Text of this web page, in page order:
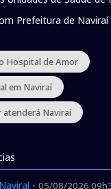
Prefeitura de Naviraí
Hospital de Amor
em Naviraí
atenderá Naviraí
Naviraí- 05/08/2026